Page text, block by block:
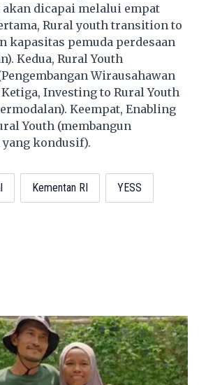
dicapai melalui empat
Rural youth transition to
kapasitas pemuda perdesaan
Kedua, Rural Youth
Wirausahawan
Investing to Rural Youth
Keempat, Enabling
Youth (membangun
kondusif).
Kementan RI YESS